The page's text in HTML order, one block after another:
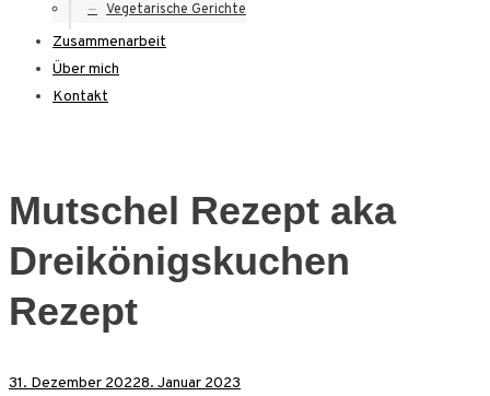
Vegetarische Gerichte
Zusammenarbeit
Über mich
Kontakt
Mutschel Rezept aka
Dreikönigskuchen
Rezept
31. Dezember 20228. Januar 2023